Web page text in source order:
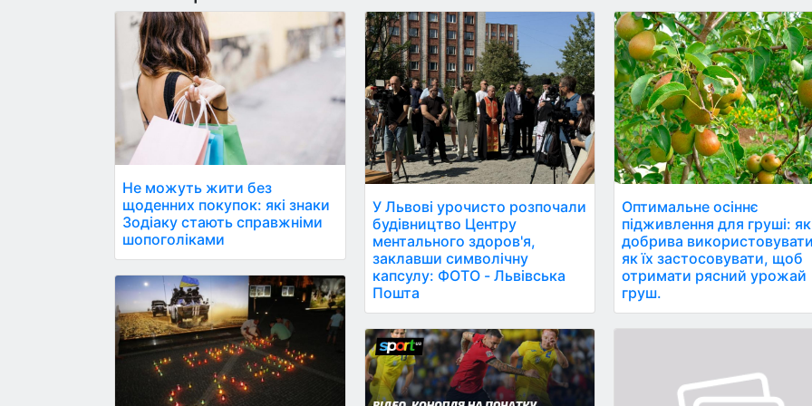
Не можуть жити без
щоденних покупок: які знаки
Зодіаку стають справжніми
шопоголіками
У Львові урочисто розпочали
будівництво Центру
ментального здоров'я,
заклавши символічну
капсулу: ФОТО - Львівська
Пошта
Оптимальне осіннє
підживлення для груші:
добрива використовувати
як їх застосовувати, щоб
отримати рясний урожай
груш.